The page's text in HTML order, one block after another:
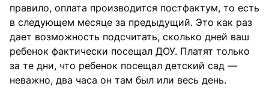
правило, оплата производится постфактум, то есть
в следующем месяце за предыдущий. Это как раз
дает возможность подсчитать, сколько дней ваш
ребенок фактически посещал ДОУ. Платят только
за те дни, что ребенок посещал детский сад —
неважно, два часа он там был или весь день.